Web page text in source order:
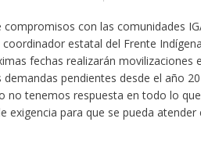
con las comunidades
estatal del Frente
fechas realizarán movilizaciones
pendientes desde el año
no tenemos respuesta en todo lo
exigencia para que se pueda